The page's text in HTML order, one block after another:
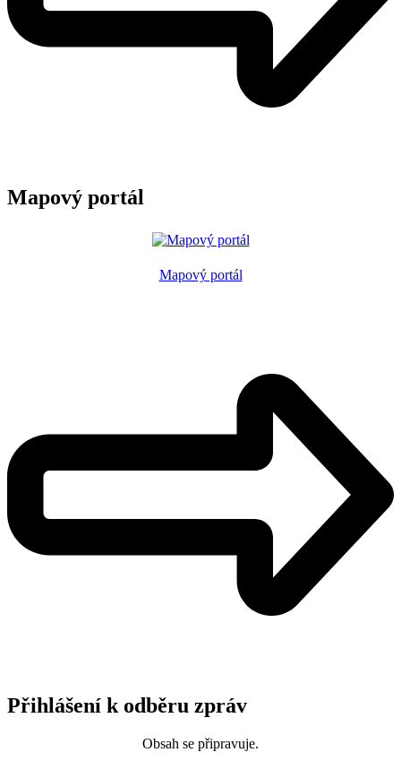
Mapový portál
Mapový portál
Přihlášení k odběru zpráv
Obsah se připravuje.